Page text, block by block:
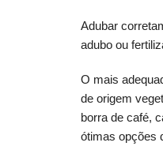
Adubar
adubo ou
O mais
de origem
borra de café,
ótimas opções